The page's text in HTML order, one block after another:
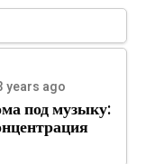
years ago
под музыку: